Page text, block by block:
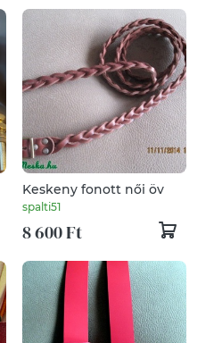
Keskeny fonott női öv
spalti51
8 600 Ft